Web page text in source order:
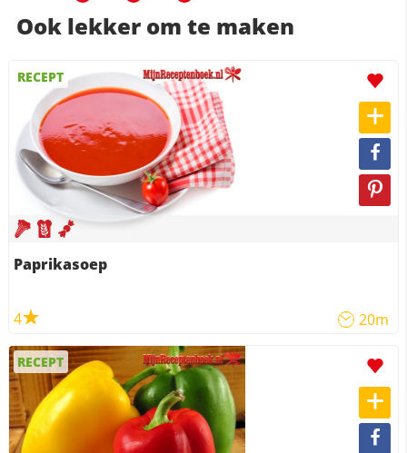
Ook lekker om te maken
RECEPT
Paprikasoep
4 20m
RECEPT